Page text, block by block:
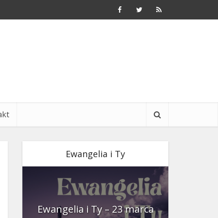
Ewangelia i Ty
Ewangelia i Ty – 23 marca